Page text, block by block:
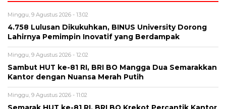
Minggu, 9 Agustus 2026 - 13:02
4.758 Lulusan Dikukuhkan, BINUS University Dorong
Lahirnya Pemimpin Inovatif yang Berdampak
Minggu, 9 Agustus 2026 - 12:02
Sambut HUT ke-81 RI, BRI BO Mangga Dua Semarakkan
Kantor dengan Nuansa Merah Putih
Minggu, 9 Agustus 2026 - 11:02